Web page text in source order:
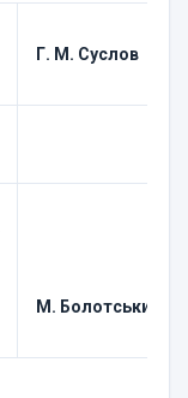
Г. М. Суслов
М. Болотських